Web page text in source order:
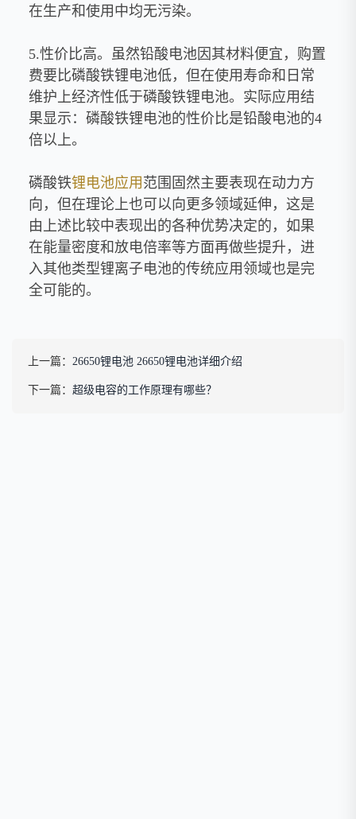
在生产和使用中均无污染。
5.性价比高。虽然铅酸电池因其材料便宜，购置
费要比磷酸铁锂电池低，但在使用寿命和日常
维护上经济性低于磷酸铁锂电池。实际应用结
果显示：磷酸铁锂电池的性价比是铅酸电池的4
倍以上。
磷酸铁锂电池应用 范围固然主要表现在动力方
向，但在理论上也可以向更多领域延伸，这是
由上述比较中表现出的各种优势决定的，如果
在能量密度和放电倍率等方面再做些提升，进
入其他类型锂离子电池的传统应用领域也是完
全可能的。
上一篇： 26650锂电池 26650锂电池详细介绍
下一篇： 超级电容的工作原理有哪些？